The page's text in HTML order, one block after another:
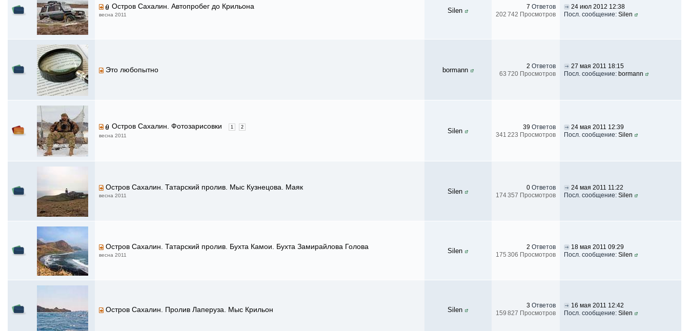
Остров Сахалин. Автопробег до Крильона
весна 2011
Silen 7 Ответов
202 742 Просмотров
24 июл 2012 12:38
Посл. сообщение: Silen
Это любопытно bormann 2 Ответов
63 720 Просмотров
27 мая 2011 18:15
Посл. сообщение: bormann
Остров Сахалин. Фотозарисовки 1 2
весна 2011
Silen 39 Ответов
341 223 Просмотров
24 мая 2011 12:39
Посл. сообщение: Silen
Остров Сахалин. Татарский пролив. Мыс Кузнецова. Маяк
весна 2011
Silen 0 Ответов
174 357 Просмотров
24 мая 2011 11:22
Посл. сообщение: Silen
Остров Сахалин. Татарский пролив. Бухта Камои. Бухта Замирайлова Голова
весна 2011
Silen 2 Ответов
175 306 Просмотров
18 мая 2011 09:29
Посл. сообщение: Silen
Остров Сахалин. Пролив Лаперуза. Мыс Крильон Silen
3 Ответов
159 827 Просмотров
16 мая 2011 12:42
Посл. сообщение: Silen